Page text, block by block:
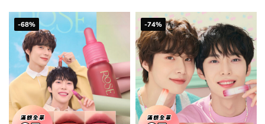
-68% -74%